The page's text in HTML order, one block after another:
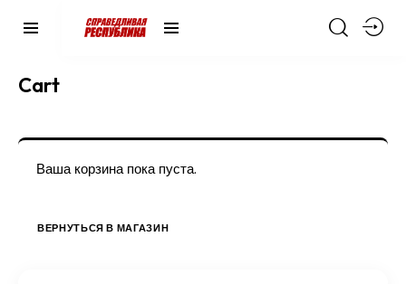
Cart
Ваша корзина пока пуста.
ВЕРНУТЬСЯ В МАГАЗИН